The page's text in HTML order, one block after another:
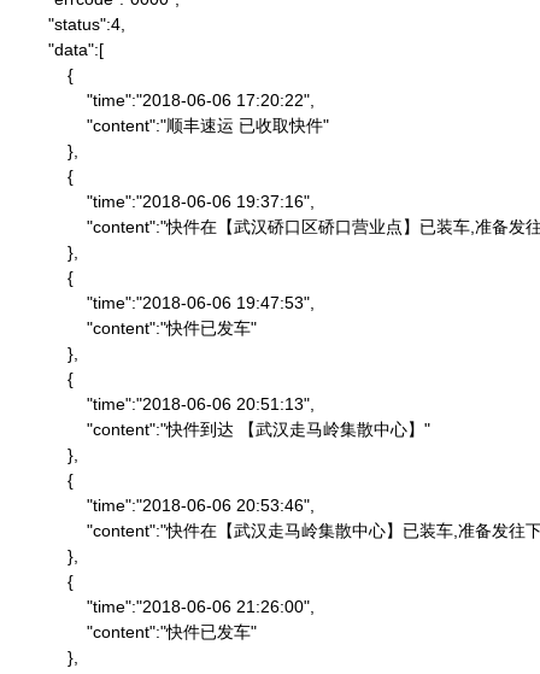
        "status":4,
        "data":[
            {
                "time":"2018-06-06 17:20:22",
                "content":"顺丰速运 已收取快件"
            },
            {
                "time":"2018-06-06 19:37:16",
"content":"快件在【武汉硚口区硚口营业点】已装车,准备
            },
            {
                "time":"2018-06-06 19:47:53",
                "content":"快件已发车"
            },
            {
                "time":"2018-06-06 20:51:13",
                "content":"快件到达 【武汉走马岭集散中心】"
            },
            {
                "time":"2018-06-06 20:53:46",
"content":"快件在【武汉走马岭集散中心】已装车,准备发往
            },
            {
                "time":"2018-06-06 21:26:00",
                "content":"快件已发车"
            },